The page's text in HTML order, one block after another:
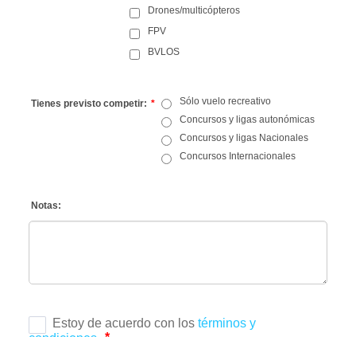
Drones/multicópteros
FPV
BVLOS
Tienes previsto competir: *
Sólo vuelo recreativo
Concursos y ligas autonómicas
Concursos y ligas Nacionales
Concursos Internacionales
Notas: